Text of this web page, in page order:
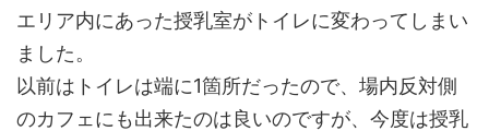
エリア内にあった授乳室がトイレに変わってしまい
ました。
以前はトイレは端に1箇所だったので、場内反対側
のカフェにも出来たのは良いのですが、今度は授乳